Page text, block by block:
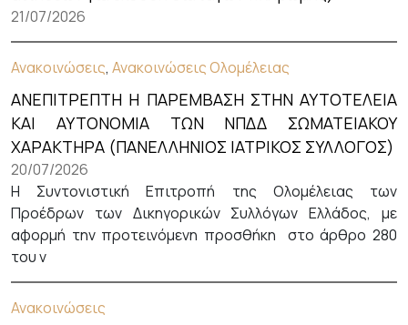
21/07/2026
Ανακοινώσεις, Ανακοινώσεις Ολομέλειας
ΑΝΕΠΙΤΡΕΠΤΗ Η ΠΑΡΕΜΒΑΣΗ ΣΤΗΝ ΑΥΤΟΤΕΛΕΙΑ
ΚΑΙ ΑΥΤΟΝΟΜΙΑ ΤΩΝ ΝΠΔΔ ΣΩΜΑΤΕΙΑΚΟΥ
ΧΑΡΑΚΤΗΡΑ (ΠΑΝΕΛΛΗΝΙΟΣ ΙΑΤΡΙΚΟΣ ΣΥΛΛΟΓΟΣ)
20/07/2026
Η Συντονιστική Επιτροπή της Ολομέλειας των
Προέδρων των Δικηγορικών Συλλόγων Ελλάδος, με
αφορμή την προτεινόμενη προσθήκη στο άρθρο 280
του ν
Ανακοινώσεις